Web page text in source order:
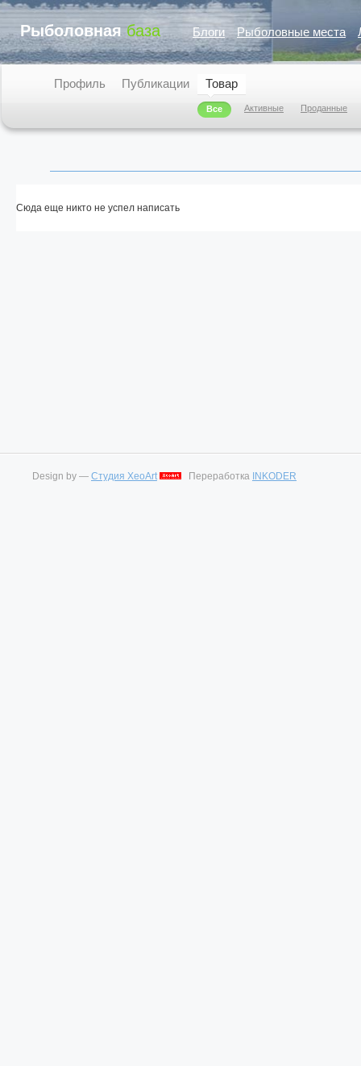
Рыболовная база Блоги Рыболовные места
Профиль Публикации Товар
Все Активные Проданные
Сюда еще никто не успел написать
Design by — Студия XeoArt Переработка INKODER